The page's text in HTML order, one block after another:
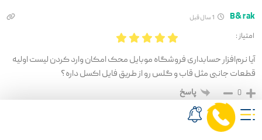
B&rak
امتیاز :
آیا نرم‌افزار حسابداری فروشگاه موبایل محک امکان وارد کردن لیست اولیه
قطعات جانبی مثل قاب و گلس رو از طریق فایل اکسل داره؟
0 پاسخ
saihi 9 ماه قبل